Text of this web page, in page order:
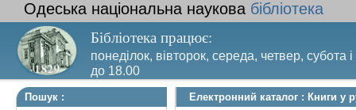
Одеська національна наукова бібліотека
Бібліотека працює:
понеділок, вівторок, середа, четвер, субота
до 18.00
Вихідний день – п’ятниця. Останній четвер
Пошук : Електронний каталог : Книги у